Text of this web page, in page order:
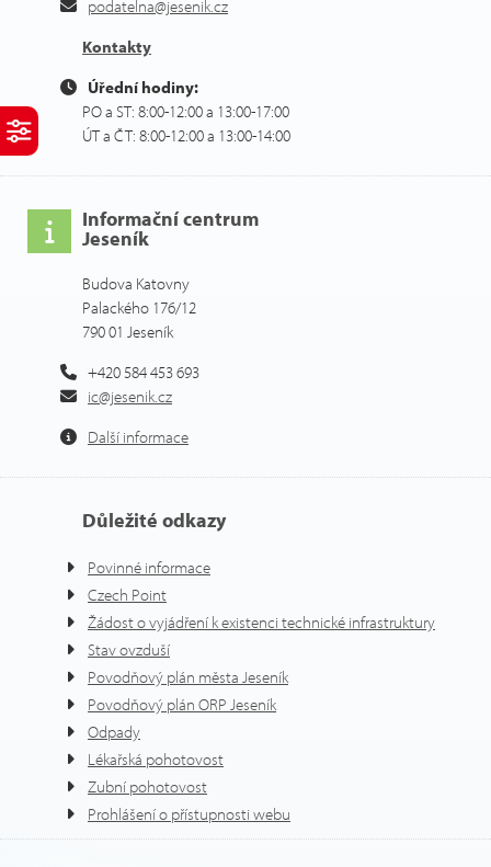
podatelna@jesenik.cz
Kontakty
Úřední hodiny:
PO a ST: 8:00-12:00 a 13:00-17:00
ÚT a ČT: 8:00-12:00 a 13:00-14:00
Informační centrum
Jeseník
Budova Katovny
Palackého 176/12
790 01 Jeseník
+420 584 453 693
ic@jesenik.cz
Další informace
Důležité odkazy
Povinné informace
Czech Point
Žádost o vyjádření k existenci technické infrastruktury
Stav ovzduší
Povodňový plán města Jeseník
Povodňový plán ORP Jeseník
Odpady
Lékařská pohotovost
Zubní pohotovost
Prohlášení o přístupnosti webu